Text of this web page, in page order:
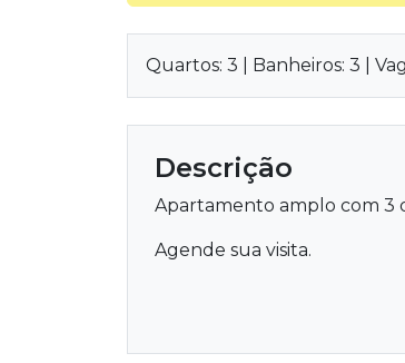
Quartos: 3 | Banheiros: 3 |
Descrição
Apartamento amplo com 3
Agende sua visita.